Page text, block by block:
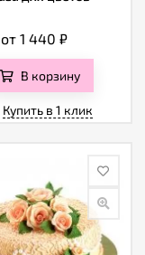
от 1 440₽
В корзину
Купить в 1 клик